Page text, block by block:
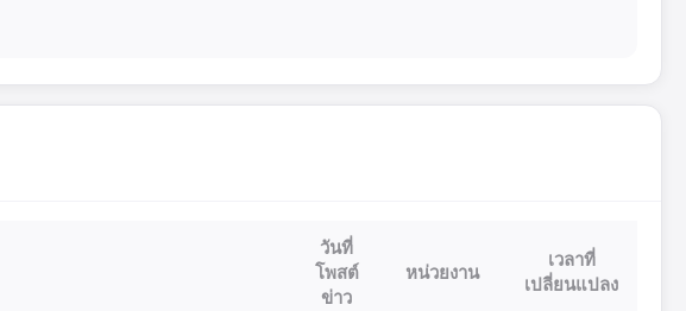
วันที่
โพสต์
ข่าว
หน่วยงาน
เวลาที่
เปลี่ยนแปลง